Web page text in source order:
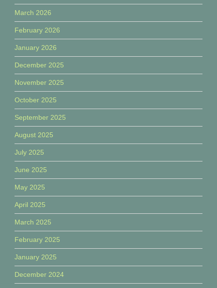
March 2026
February 2026
January 2026
December 2025
November 2025
October 2025
September 2025
August 2025
July 2025
June 2025
May 2025
April 2025
March 2025
February 2025
January 2025
December 2024